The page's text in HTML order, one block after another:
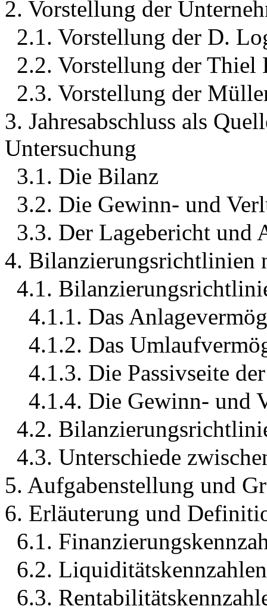
2. Vorstellung der
2.1. Vorstellung der D.
2.2. Vorstellung der
2.3. Vorstellung der
3. Jahresabschluss als
Untersuchung
3.1. Die Bilanz
3.2. Die Gewinn- und
3.3. Der Lagebericht und
4. Bilanzierungsrichtlinien
4.1.
4.1.1. Das
4.1.2. Das
4.1.3. Die Passivseite
4.1.4. Die Gewinn- und
4.2.
4.3. Unterschiede
5. Aufgabenstellung und
6. Erläuterung und
6.1.
6.2. Liquiditätskennzahlen
6.3.